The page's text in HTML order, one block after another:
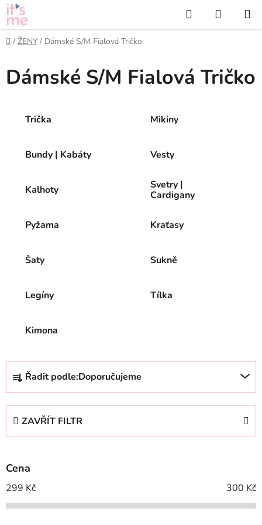
Přejít
na
obsah
Hledat
KOŠÍK
Domů
/ ŽENY / Dámské S/M Fialová Tričko
Dámské S/M Fialová Tričko
Trička Mikiny
Bundy | Kabáty Vesty
Kalhoty
Svetry |
Cardigany
Pyžama Kraťasy
Šaty Sukně
Legíny Tílka
Kimona
Ř
z
p
r
o
d
Řadit podle:Doporučujeme
ZAVŘÍT FILTR
Cena
299 Kč 300 Kč